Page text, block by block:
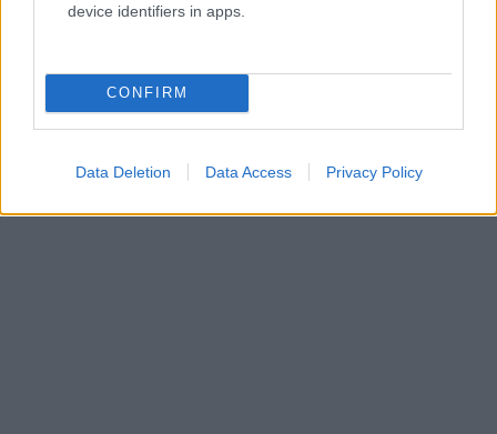
device identifiers in apps.
CONFIRM
Data Deletion Data Access Privacy Policy